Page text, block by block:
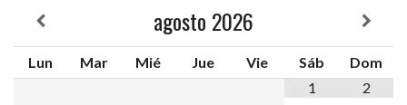
agosto 2026
Lun Mar Mié Jue Vie Sáb
Dom
1
2